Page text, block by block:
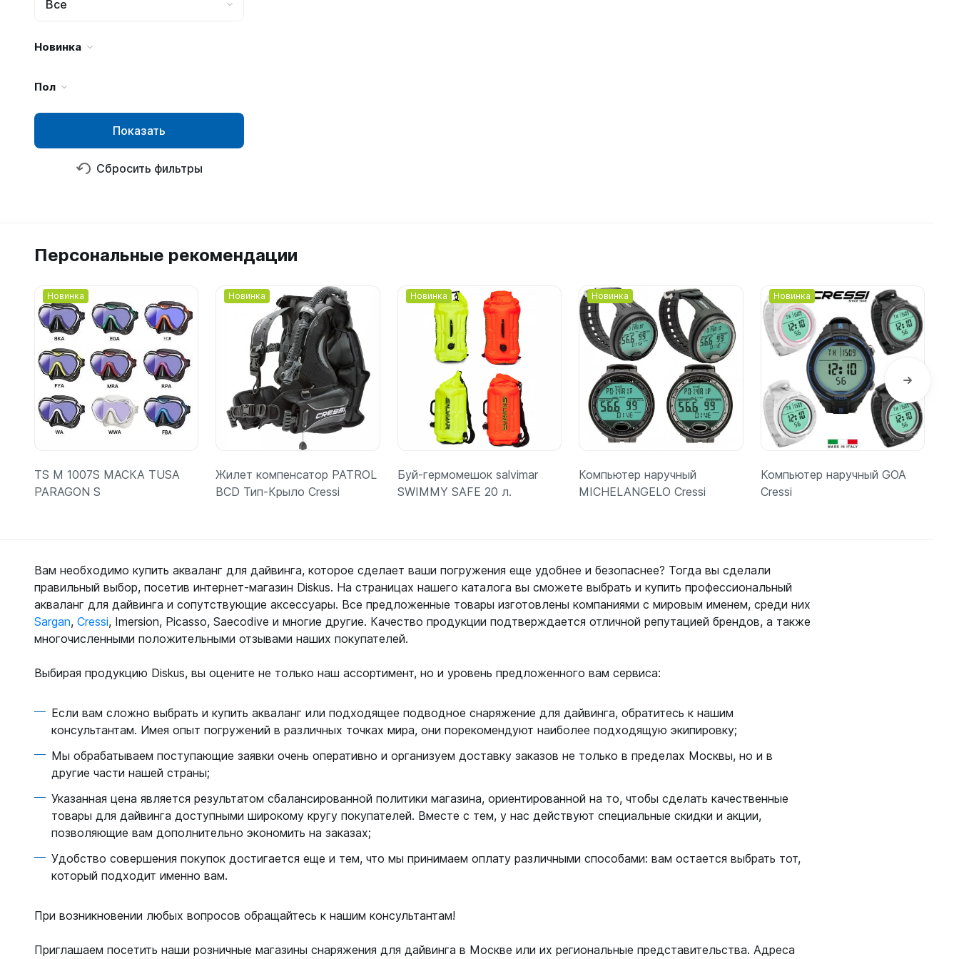
Все
Новинка
Пол
Показать
Сбросить фильтры
Персональные рекомендации
Новинка
Подробнее
TS M 1007S МАСКА TUSA
PARAGON S
Новинка
Подробнее
Жилет компенсатор PATROL
BCD Тип-Крыло Cressi
Новинка
Подробнее
Буй-гермомешок salvimar
SWIMMY SAFE 20 л.
Новинка
Подробнее
Компьютер наручный
MICHELANGELO Cressi
Новинка
Компьютер наручный GOA
Cressi
Вам необходимо купить акваланг для дайвинга, которое сделает ваши погружения еще удобнее и безопаснее? Тогда вы сделали
правильный выбор, посетив интернет-магазин Diskus. На страницах нашего каталога вы сможете выбрать и купить профессиональный
акваланг для дайвинга и сопутствующие аксессуары. Все предложенные товары изготовлены компаниями с мировым именем, среди них
Sargan, Cressi, Imersion, Picasso, Saecodive и многие другие. Качество продукции подтверждается отличной репутацией брендов, а также
многочисленными положительными отзывами наших покупателей.
Выбирая продукцию Diskus, вы оцените не только наш ассортимент, но и уровень предложенного вам сервиса:
Если вам сложно выбрать и купить акваланг или подходящее подводное снаряжение для дайвинга, обратитесь к нашим
консультантам. Имея опыт погружений в различных точках мира, они порекомендуют наиболее подходящую экипировку;
Мы обрабатываем поступающие заявки очень оперативно и организуем доставку заказов не только в пределах Москвы, но и в
другие части нашей страны;
Указанная цена является результатом сбалансированной политики магазина, ориентированной на то, чтобы сделать качественные
товары для дайвинга доступными широкому кругу покупателей. Вместе с тем, у нас действуют специальные скидки и акции,
позволяющие вам дополнительно экономить на заказах;
Удобство совершения покупок достигается еще и тем, что мы принимаем оплату различными способами: вам остается выбрать тот,
который подходит именно вам.
При возникновении любых вопросов обращайтесь к нашим консультантам!
Приглашаем посетить наши розничные магазины снаряжения для дайвинга в Москве или их региональные представительства. Адреса